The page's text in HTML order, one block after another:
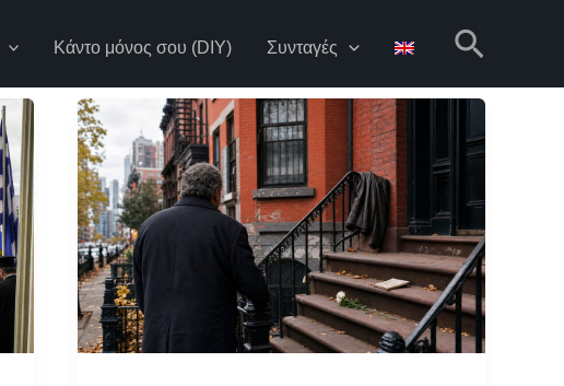
Κάντο μόνος σου (DIY) Συνταγές
Αναζήτηση